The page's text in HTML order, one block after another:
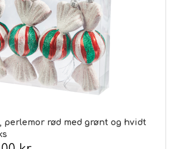
perlemor rød med grønt og hvidt